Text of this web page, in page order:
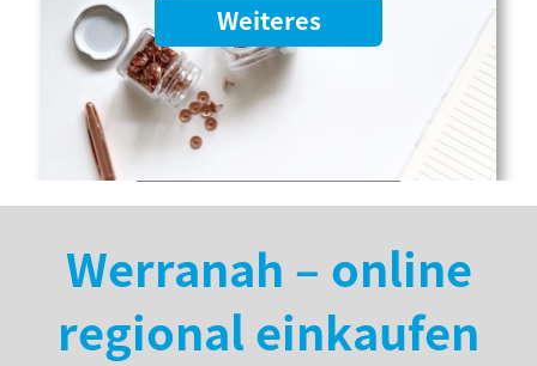
Weiteres
Werranah – online
regional einkaufen